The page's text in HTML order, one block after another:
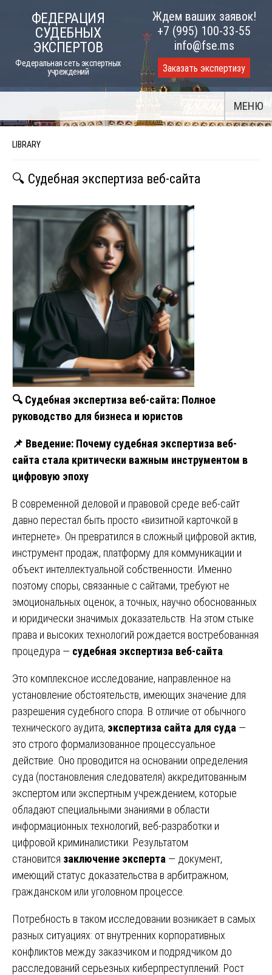
ФЕДЕРАЦИЯ
СУДЕБНЫХ
ЭКСПЕРТОВ
Федеральная сеть экспертных
учреждений
Ждем ваших заявок!
+7 (995) 100-33-55
info@fse.ms
Заказать экспертизу
МЕНЮ
LIBRARY
🔍 Судебная экспертиза веб-сайта
🔍Судебная экспертиза веб-сайта: Полное
руководство для бизнеса и юристов
📌 Введение: Почему судебная экспертиза веб-
сайта стала критически важным инструментом в
цифровую эпоху
В современной деловой и правовой среде веб-сайт
давно перестал быть просто «визитной карточкой в
интернете». Он превратился в сложный цифровой актив,
инструмент продаж, платформу для коммуникации и
объект интеллектуальной собственности. Именно
поэтому споры, связанные с сайтами, требуют не
эмоциональных оценок, а точных, научно обоснованных
и юридически значимых доказательств. На этом стыке
права и высоких технологий рождается востребованная
процедура — судебная экспертиза веб-сайта
Это комплексное исследование, направленное на
установление обстоятельств, имеющих значение для
разрешения судебного спора. В отличие от обычного
технического аудита, экспертиза сайта для суда —
это строго формализованное процессуальное
действие. Оно проводится на основании определения
суда (постановления следователя) аккредитованным
экспертом или экспертным учреждением, которые
обладают специальными знаниями в области
информационных технологий, веб-разработки и
цифровой криминалистики. Результатом
становится заключение эксперта — документ,
имеющий статус доказательства в арбитражном,
гражданском или уголовном процессе.
Потребность в таком исследовании возникает в самых
разных ситуациях: от внутренних корпоративных
конфликтов между заказчиком и подрядчиком до
расследований серьезных киберпреступлений. Рост